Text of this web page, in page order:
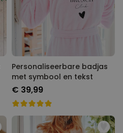
Personaliseerbare badjas
met symbool en tekst
€ 39,99